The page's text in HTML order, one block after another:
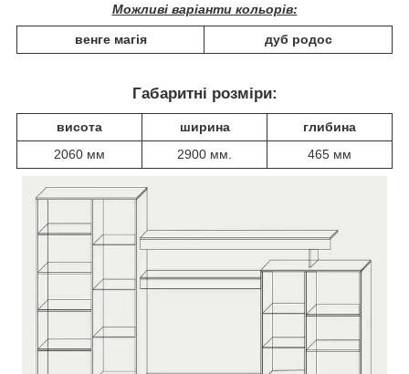
Можливі варіанти кольорів:
венге магія дуб родос
Габаритні розміри:
висота ширина
глибина
2060 мм
2900 мм. 465 мм